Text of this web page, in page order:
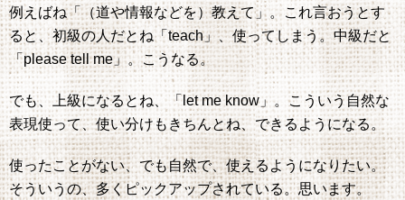
例えばね「（道や情報などを）教えて」。これ言おうとす
ると、初級の人だとね「teach」、使ってしまう。中級だと
「please tell me」。こうなる。
でも、上級になるとね、「let me know」。こういう自然な
表現使って、使い分けもきちんとね、できるようになる。
使ったことがない、でも自然で、使えるようになりたい。
そういうの、多くピックアップされている。思います。